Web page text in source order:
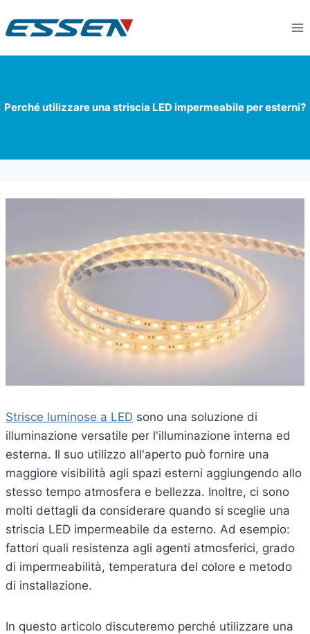
Perché utilizzare una striscia LED impermeabile per esterni?
Strisce luminose a LED sono una soluzione di
illuminazione versatile per l'illuminazione interna ed
esterna. Il suo utilizzo all'aperto può fornire una
maggiore visibilità agli spazi esterni aggiungendo allo
stesso tempo atmosfera e bellezza. Inoltre, ci sono
molti dettagli da considerare quando si sceglie una
striscia LED impermeabile da esterno. Ad esempio:
fattori quali resistenza agli agenti atmosferici, grado
di impermeabilità, temperatura del colore e metodo
di installazione.
In questo articolo discuteremo perché utilizzare una